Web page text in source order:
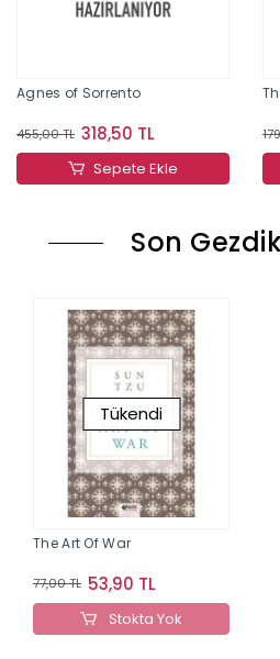
Agnes of Sorrento
455,00 TL 318,50 TL
Sepete Ekle
Son
Tükendi
The Art Of War
77,00 TL 53,90 TL
Stokta Yok